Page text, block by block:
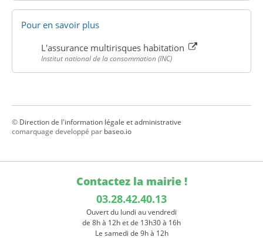
Pour en savoir plus
L'assurance multirisques habitation
Institut national de la consommation (INC)
© Direction de l'information légale et administrative
comarquage developpé par baseo.io
Contactez la mairie !
03.28.42.40.13
Ouvert du lundi au vendredi
de 8h à 12h et de 13h30 à 16h
Le samedi de 9h à 12h